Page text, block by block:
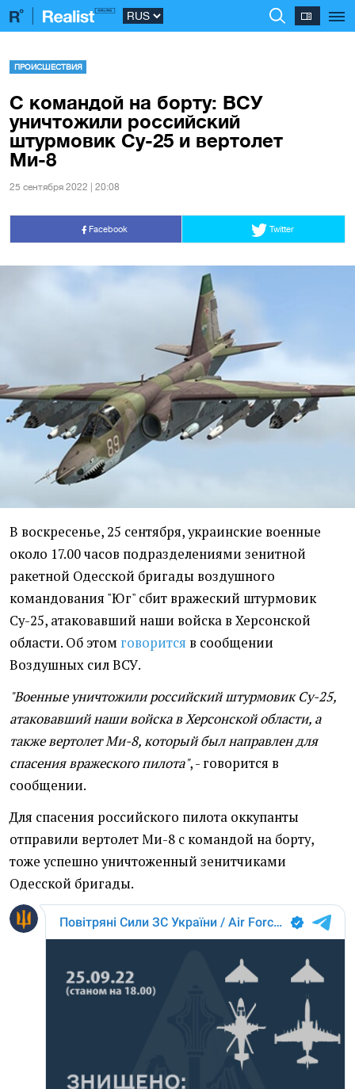
ПРОИСШЕСТВИЯ
С командой на борту: ВСУ
уничтожили российский
штурмовик Су-25 и вертолет
Ми-8
25 сентября 2022 | 20:08
Facebook Twitter
В воскресенье, 25 сентября, украинские военные
около 17.00 часов подразделениями зенитной
ракетной Одесской бригады воздушного
командования "Юг" сбит вражеский штурмовик
Су-25, атаковавший наши войска в Херсонской
области. Об этом говорится в сообщении
Воздушных сил ВСУ.
"Военные уничтожили российский штурмовик Су-25,
атаковавший наши войска в Херсонской области, а
также вертолет Ми-8, который был направлен для
спасения вражеского пилота", - говорится в
сообщении.
Для спасения российского пилота оккупанты
отправили вертолет Ми-8 с командой на борту,
тоже успешно уничтоженный зенитчиками
Одесской бригады.